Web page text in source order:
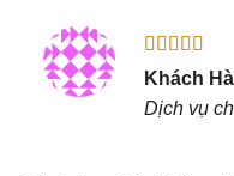
Được xếp
hạng55
sao
Khách
Dịch vụ